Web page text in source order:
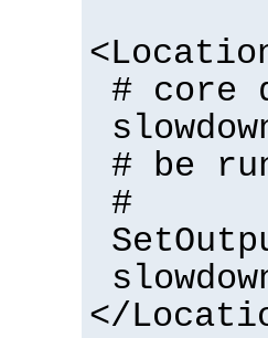
# core
# be
#
</